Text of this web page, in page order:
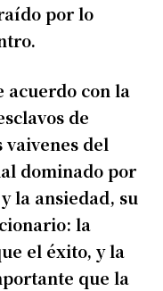
por lo
acuerdo con la
de
vaivenes del
dominado por
la ansiedad, su
la
el éxito, y la
que la